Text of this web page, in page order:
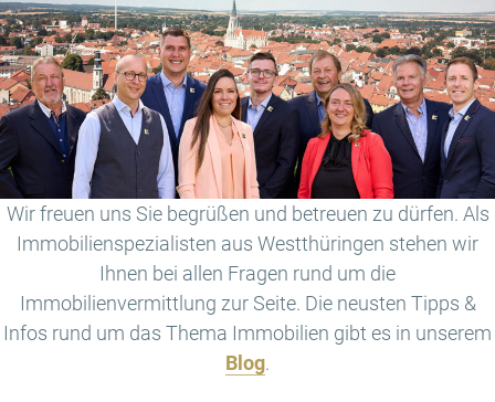
Wir freuen uns Sie begrüßen und betreuen zu dürfen. Als
Immobilienspezialisten aus Westthüringen stehen wir
Ihnen bei allen Fragen rund um die
Immobilienvermittlung zur Seite. Die neusten Tipps &
Infos rund um das Thema Immobilien gibt es in unserem
Blog.